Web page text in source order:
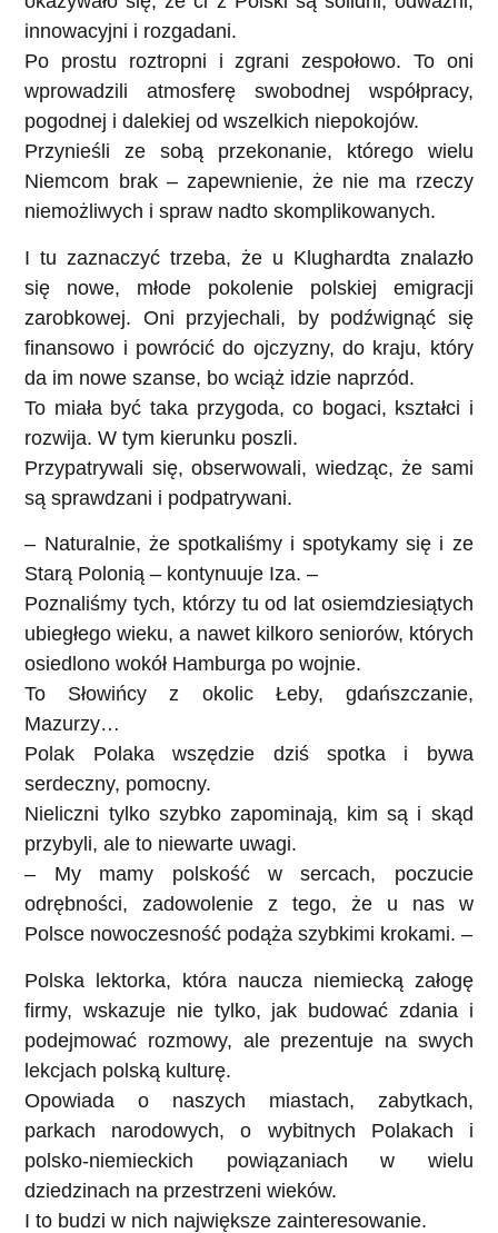
innowacyjni i rozgadani.
Po prostu roztropni i zgrani zespołowo. To oni
wprowadzili atmosferę swobodnej współpracy,
pogodnej i dalekiej od wszelkich niepokojów.
Przynieśli ze sobą przekonanie, którego wielu
Niemcom brak – zapewnienie, że nie ma rzeczy
niemożliwych i spraw nadto skomplikowanych.
I tu zaznaczyć trzeba, że u Klughardta znalazło
się nowe, młode pokolenie polskiej emigracji
zarobkowej. Oni przyjechali, by podźwignąć się
finansowo i powrócić do ojczyzny, do kraju, który
da im nowe szanse, bo wciąż idzie naprzód.
To miała być taka przygoda, co bogaci, kształci i
rozwija. W tym kierunku poszli.
Przypatrywali się, obserwowali, wiedząc, że sami
są sprawdzani i podpatrywani.
– Naturalnie, że spotkaliśmy i spotykamy się i ze
Starą Polonią – kontynuuje Iza. –
Poznaliśmy tych, którzy tu od lat osiemdziesiątych
ubiegłego wieku, a nawet kilkoro seniorów, których
osiedlono wokół Hamburga po wojnie.
To Słowińcy z okolic Łeby, gdańszczanie,
Mazurzy…
Polak Polaka wszędzie dziś spotka i bywa
serdeczny, pomocny.
Nieliczni tylko szybko zapominają, kim są i skąd
przybyli, ale to niewarte uwagi.
– My mamy polskość w sercach, poczucie
odrębności, zadowolenie z tego, że u nas w
Polsce nowoczesność podąża szybkimi krokami. –
Polska lektorka, która naucza niemiecką załogę
firmy, wskazuje nie tylko, jak budować zdania i
podejmować rozmowy, ale prezentuje na swych
lekcjach polską kulturę.
Opowiada o naszych miastach, zabytkach,
parkach narodowych, o wybitnych Polakach i
polsko-niemieckich powiązaniach w wielu
dziedzinach na przestrzeni wieków.
I to budzi w nich największe zainteresowanie.